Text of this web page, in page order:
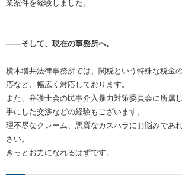
業案件を経験しました。
――そして、現在の事務所へ。
横木増井法律事務所では、関税という特殊な税金
応など、幅広く対応しております。
また、弁護士会の民事介入暴力対策委員会に所属
手にした交渉などの経験もございます。
理不尽なクレーム、悪質なカスハラにお悩みであ
さい。
きっとお力になれるはずです。